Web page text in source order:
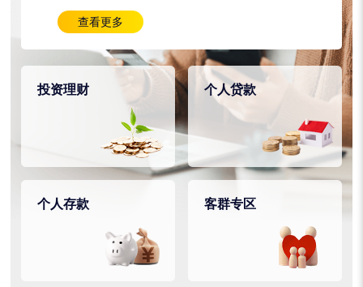
查看更多
投资理财 个人贷款
个人存款 客群专区